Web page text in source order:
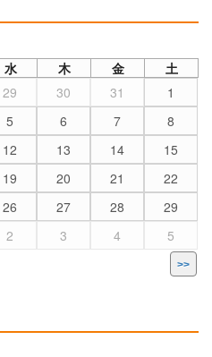
水 木 金
土
29 30 31
1
5 6 7
8
12 13 14
15
19 20 21
22
26 27 28
29
2 3 4 5
>>